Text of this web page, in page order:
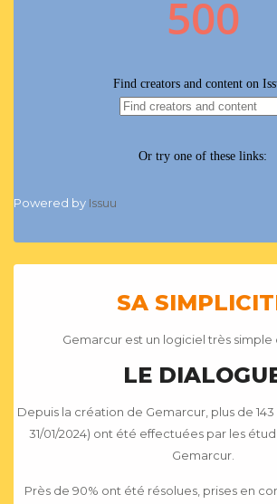
Powered by Issuu
SA
Gemarcur est un logiciel très simple
LE
Depuis la création de Gemarcur, plus de
31/01/2024) ont été effectuées par les
Gemarcur.
Près de 90% ont été résolues, prises en